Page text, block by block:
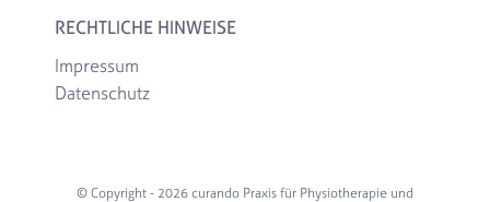
RECHTLICHE HINWEISE
Impressum
Datenschutz
© Copyright - 2026 curando Praxis für Physiotherapie und